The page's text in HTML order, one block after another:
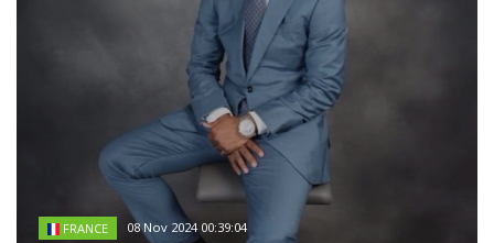
FRANCE 08 Nov 2024 00:39:04